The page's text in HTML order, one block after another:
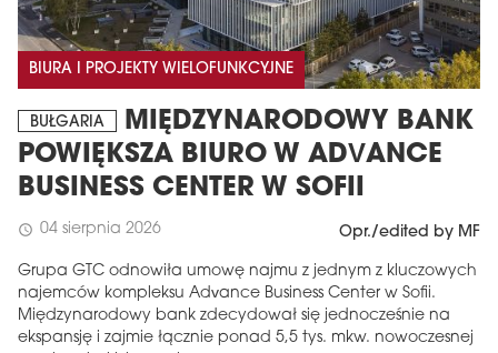
BIURA I PROJEKTY WIELOFUNKCYJNE
BUŁGARIA
MIĘDZYNARODOWY BANK
POWIĘKSZA BIURO W ADVANCE
BUSINESS CENTER W SOFII
schedule 04 sierpnia 2026 Opr./edited by MF
Grupa GTC odnowiła umowę najmu z jednym z kluczowych
najemców kompleksu Advance Business Center w Sofii.
Międzynarodowy bank zdecydował się jednocześnie na
ekspansję i zajmie łącznie ponad 5,5 tys. mkw. nowoczesnej